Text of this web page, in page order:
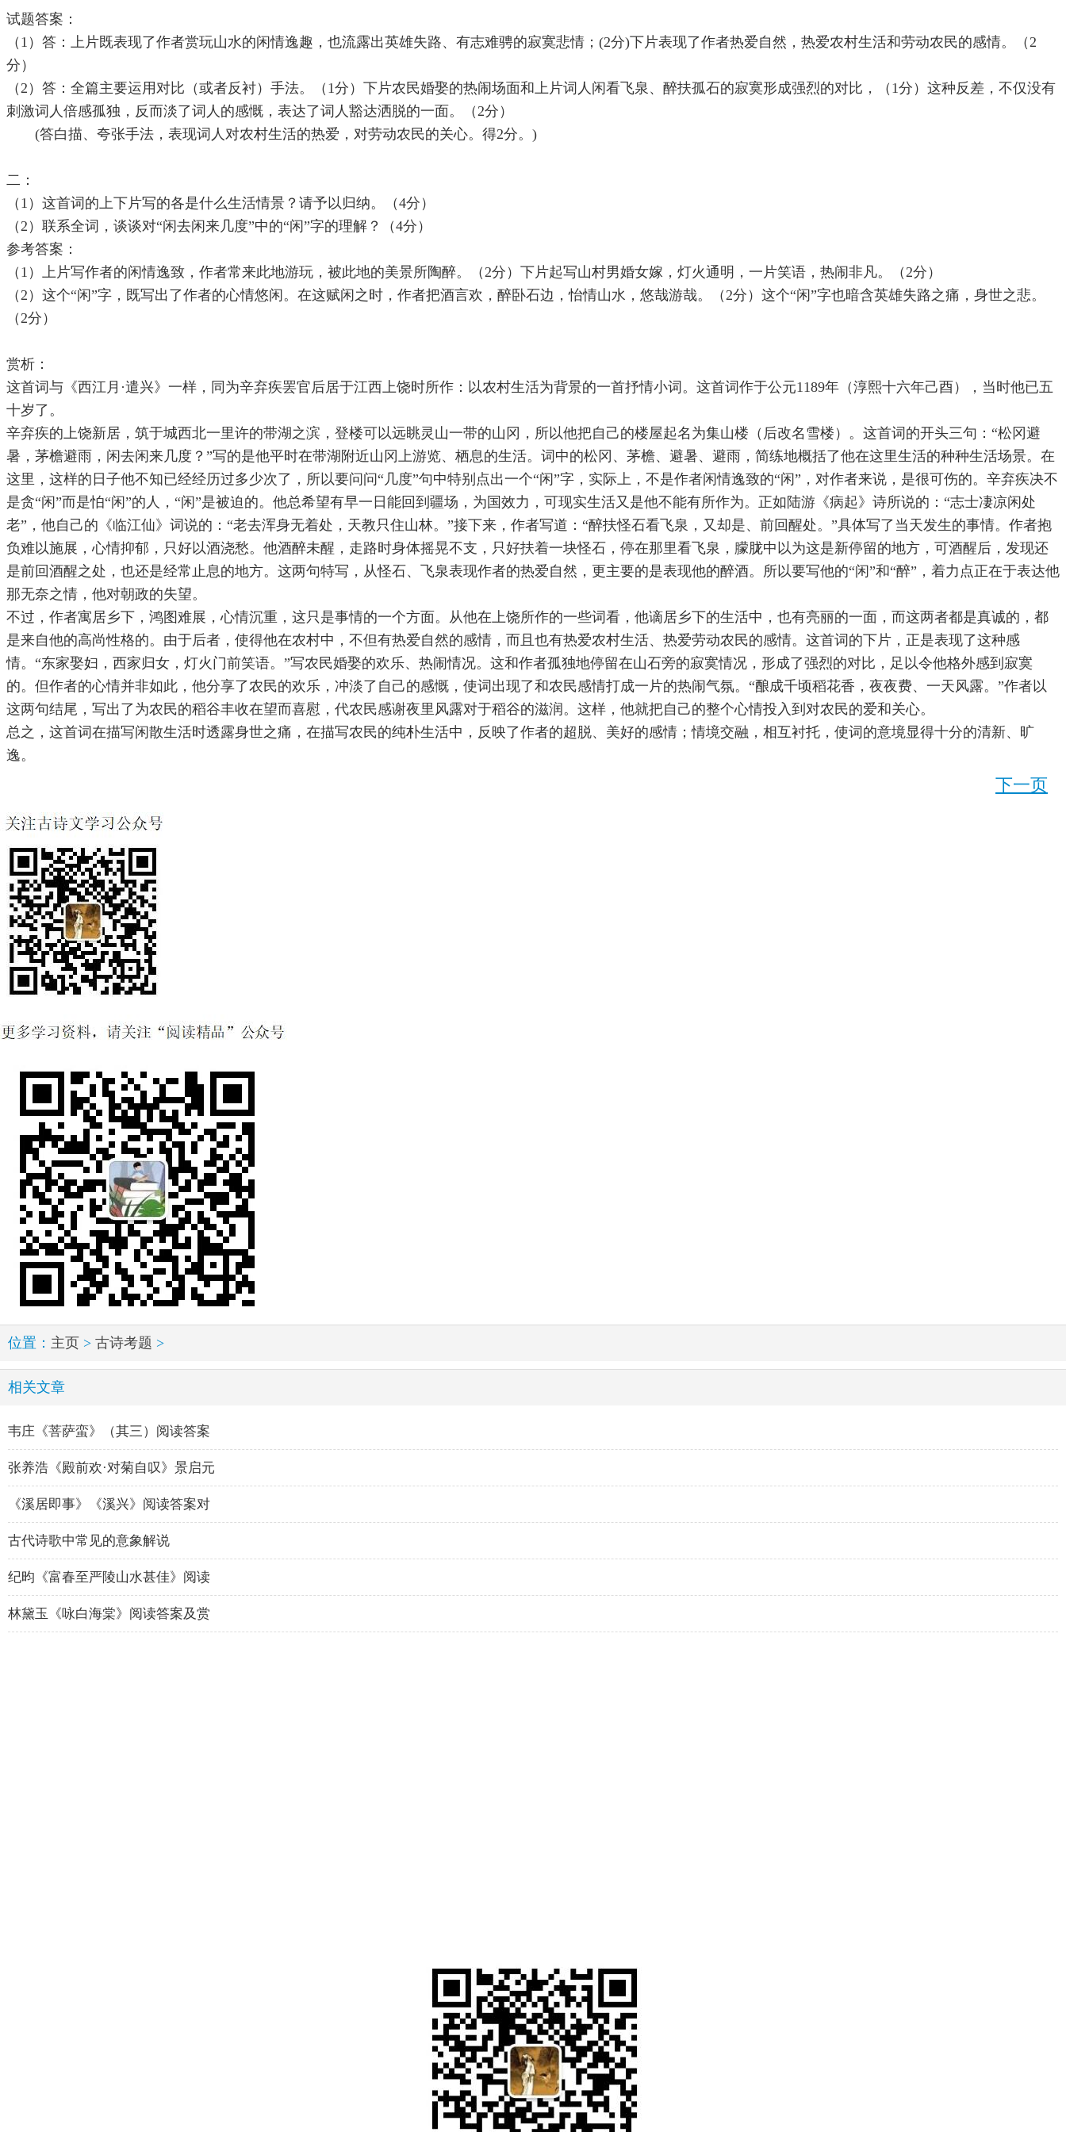
试题答案：
（1）答：上片既表现了作者赏玩山水的闲情逸趣，也流露出英雄失路、有志难骋的寂寞悲情；(2分)下片表现了作者热爱自然，热爱农村生活和劳动农民的感情。（2
分）
（2）答：全篇主要运用对比（或者反衬）手法。（1分）下片农民婚娶的热闹场面和上片词人闲看飞泉、醉扶孤石的寂寞形成强烈的对比，（1分）这种反差，不仅没有
刺激词人倍感孤独，反而淡了词人的感慨，表达了词人豁达洒脱的一面。（2分）
(答白描、夸张手法，表现词人对农村生活的热爱，对劳动农民的关心。得2分。)
二：
（1）这首词的上下片写的各是什么生活情景？请予以归纳。（4分）
（2）联系全词，谈谈对“闲去闲来几度”中的“闲”字的理解？（4分）
参考答案：
（1）上片写作者的闲情逸致，作者常来此地游玩，被此地的美景所陶醉。（2分）下片起写山村男婚女嫁，灯火通明，一片笑语，热闹非凡。（2分）
（2）这个“闲”字，既写出了作者的心情悠闲。在这赋闲之时，作者把酒言欢，醉卧石边，怡情山水，悠哉游哉。（2分）这个“闲”字也暗含英雄失路之痛，身世之悲。
（2分）
赏析：
这首词与《西江月·遣兴》一样，同为辛弃疾罢官后居于江西上饶时所作：以农村生活为背景的一首抒情小词。这首词作于公元1189年（淳熙十六年己酉），当时他已五
十岁了。
辛弃疾的上饶新居，筑于城西北一里许的带湖之滨，登楼可以远眺灵山一带的山冈，所以他把自己的楼屋起名为集山楼（后改名雪楼）。这首词的开头三句：“松冈避
暑，茅檐避雨，闲去闲来几度？”写的是他平时在带湖附近山冈上游览、栖息的生活。词中的松冈、茅檐、避暑、避雨，简练地概括了他在这里生活的种种生活场景。在
这里，这样的日子他不知已经经历过多少次了，所以要问问“几度”句中特别点出一个“闲”字，实际上，不是作者闲情逸致的“闲”，对作者来说，是很可伤的。辛弃疾决不
是贪“闲”而是怕“闲”的人，“闲”是被迫的。他总希望有早一日能回到疆场，为国效力，可现实生活又是他不能有所作为。正如陆游《病起》诗所说的：“志士凄凉闲处
老”，他自己的《临江仙》词说的：“老去浑身无着处，天教只住山林。”接下来，作者写道：“醉扶怪石看飞泉，又却是、前回醒处。”具体写了当天发生的事情。作者抱
负难以施展，心情抑郁，只好以酒浇愁。他酒醉未醒，走路时身体摇晃不支，只好扶着一块怪石，停在那里看飞泉，朦胧中以为这是新停留的地方，可酒醒后，发现还
是前回酒醒之处，也还是经常止息的地方。这两句特写，从怪石、飞泉表现作者的热爱自然，更主要的是表现他的醉酒。所以要写他的“闲”和“醉”，着力点正在于表达他
那无奈之情，他对朝政的失望。
不过，作者寓居乡下，鸿图难展，心情沉重，这只是事情的一个方面。从他在上饶所作的一些词看，他谪居乡下的生活中，也有亮丽的一面，而这两者都是真诚的，都
是来自他的高尚性格的。由于后者，使得他在农村中，不但有热爱自然的感情，而且也有热爱农村生活、热爱劳动农民的感情。这首词的下片，正是表现了这种感
情。“东家娶妇，西家归女，灯火门前笑语。”写农民婚娶的欢乐、热闹情况。这和作者孤独地停留在山石旁的寂寞情况，形成了强烈的对比，足以令他格外感到寂寞
的。但作者的心情并非如此，他分享了农民的欢乐，冲淡了自己的感慨，使词出现了和农民感情打成一片的热闹气氛。“酿成千顷稻花香，夜夜费、一天风露。”作者以
这两句结尾，写出了为农民的稻谷丰收在望而喜慰，代农民感谢夜里风露对于稻谷的滋润。这样，他就把自己的整个心情投入到对农民的爱和关心。
总之，这首词在描写闲散生活时透露身世之痛，在描写农民的纯朴生活中，反映了作者的超脱、美好的感情；情境交融，相互衬托，使词的意境显得十分的清新、旷
逸。
下一页
位置： 主页 > 古诗考题 >
相关文章
韦庄《菩萨蛮》（其三）阅读答案
张养浩《殿前欢·对菊自叹》景启元
《溪居即事》《溪兴》阅读答案对
古代诗歌中常见的意象解说
纪昀《富春至严陵山水甚佳》阅读
林黛玉《咏白海棠》阅读答案及赏